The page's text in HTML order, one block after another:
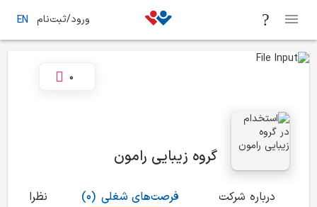
ورود/ثبت‌نام EN
گروه زیبایی رامون
0
درباره شرکت (0) فرصت‌های شغلی نظرات